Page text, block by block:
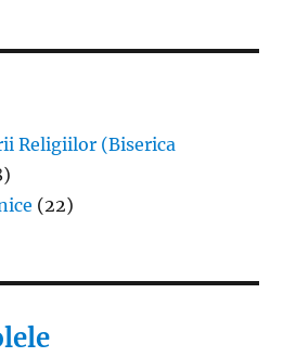
Religiilor (Biserica
(22)